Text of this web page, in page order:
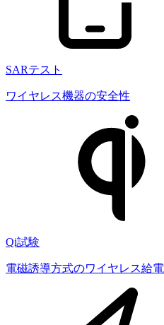
SARテスト
ワイヤレス機器の安全性
Qi試験
電磁誘導方式のワイヤレス給電